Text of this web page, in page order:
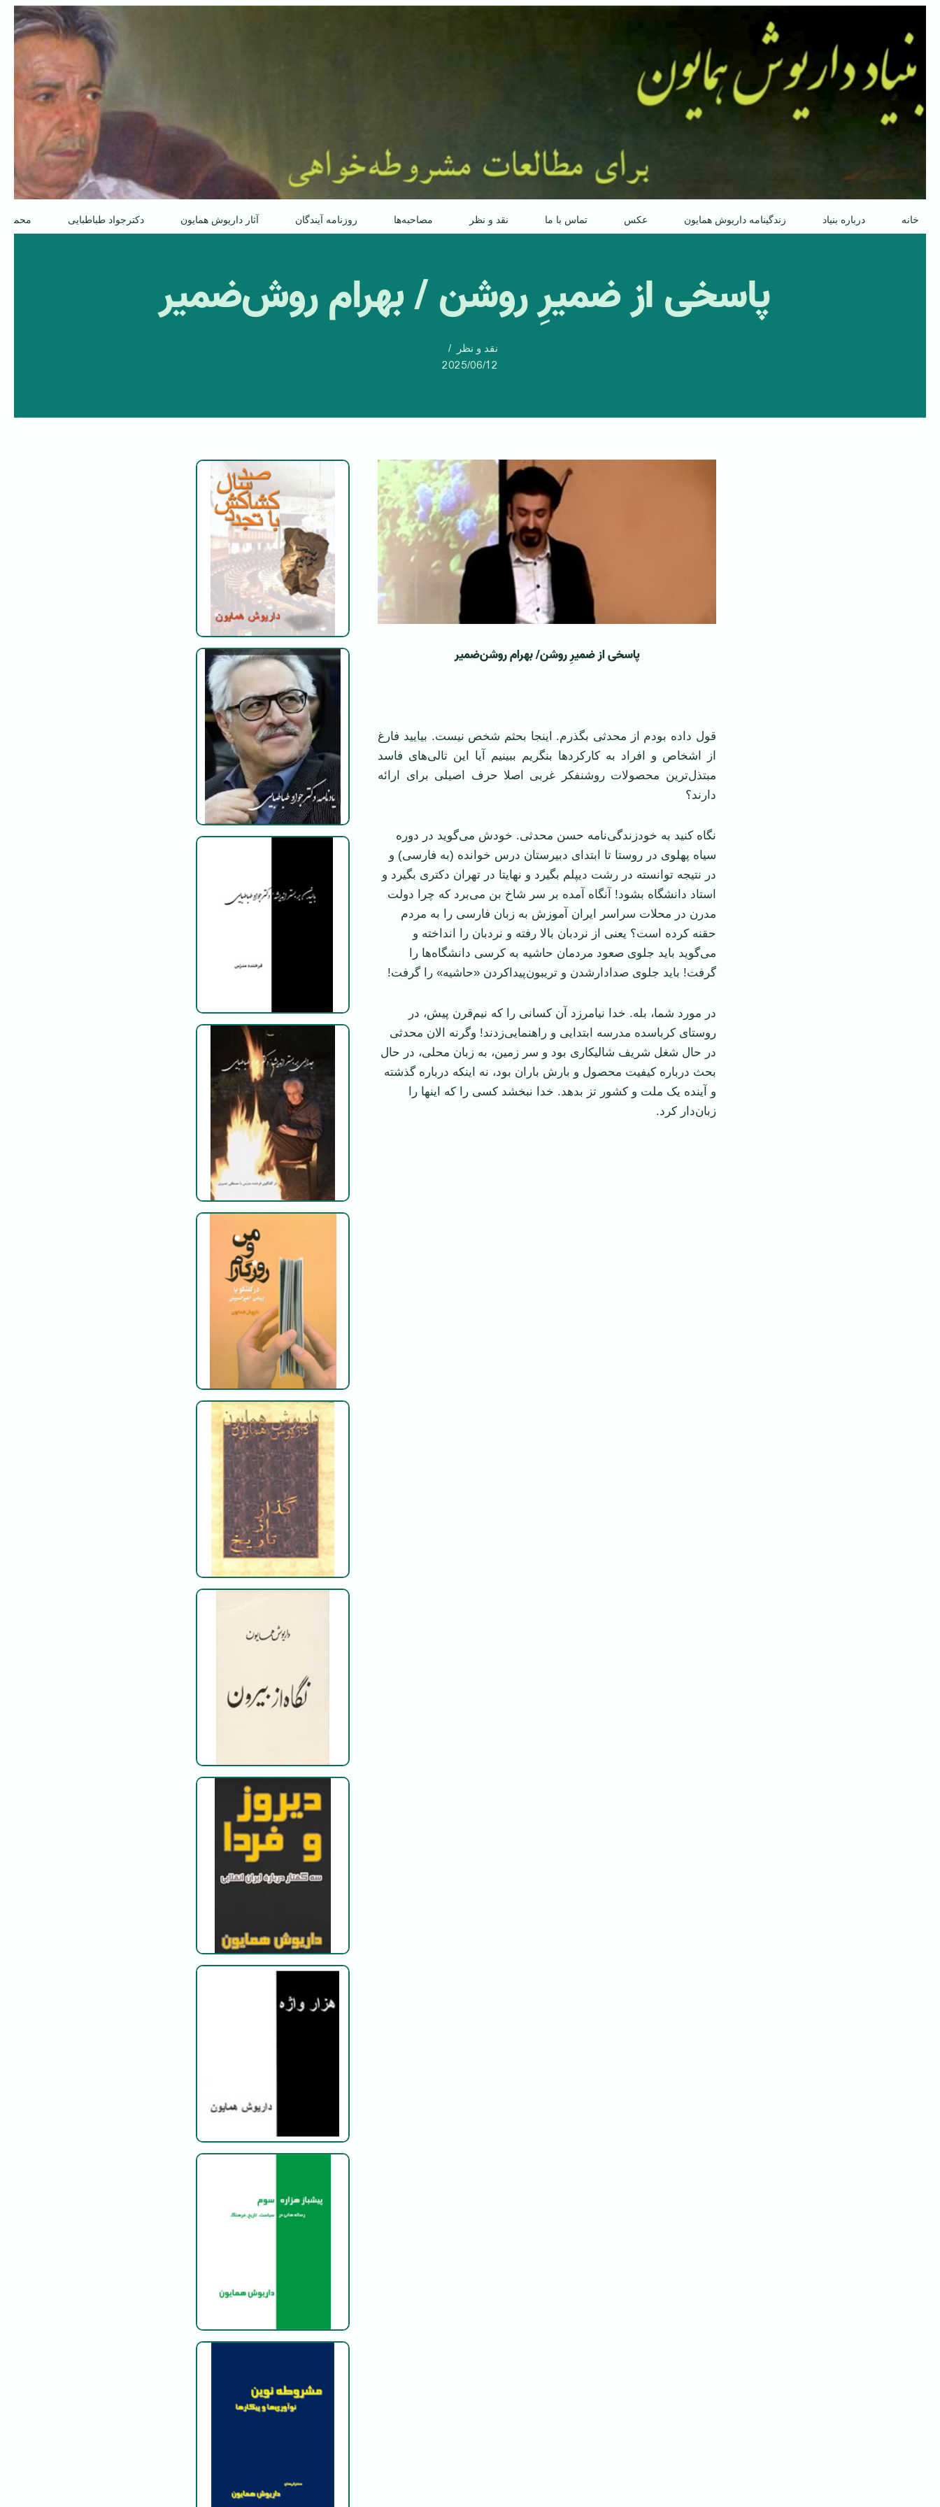
پرش
محتوا
خانه درباره بنیاد زندگینامه داریوش همایون عکس تماس با ما نقد و نظر مصاحبه‌ها روزنامه آیندگان آثار داریوش همایون دکترجواد طباطبایی
‌ پاسخی از ضمیرِ روشن / بهرام روش‌ضمیر
نقد و نظر
2025/06/12
‌ پاسخی از ضمیرِ روشن/ بهرام روشن‌ضمیر‌ ‌
قول داده بودم از محدثی بگذرم. اینجا بحثم شخص نیست. بیایید فارغ
از اشخاص و افراد به کارکردها بنگریم ببینیم آیا این تالی‌های فاسد
مبتذل‌ترین محصولات روشنفکر غربی اصلا حرف اصیلی برای ارائه
دارند؟
نگاه کنید به خودزندگی‌نامه‌ حسن محدثی. خودش می‌گوید در دوره
سیاه پهلوی در روستا تا ابتدای دبیرستان درس خوانده (به فارسی) و
در نتیجه توانسته در رشت دیپلم بگیرد و نهایتا در تهران دکتری بگیرد و
استاد دانشگاه بشود! آنگاه آمده بر سر شاخ بن می‌برد که چرا دولت
مدرن در محلات سراسر ایران آموزش به زبان فارسی را به مردم
حقنه کرده است؟ یعنی از نردبان بالا رفته و نردبان را انداخته و
می‌گوید باید جلوی صعود مردمان حاشیه به کرسی دانشگاه‌ها را
گرفت! باید جلوی صدادارشدن و تریبون‌پیدا‌کردن «حاشیه» را گرفت!
در مورد شما، بله. خدا نیامرزد آن کسانی را که نیم‌قرن پیش، در
روستای کرباسده مدرسه ابتدایی و راهنمایی‌زدند! وگرنه الان محدثی
در حال شغل شریف شالیکاری بود و سر زمین، به زبان محلی، در حال
بحث درباره کیفیت محصول و بارش باران بود، نه اینکه درباره گذشته
و آینده یک ملت و کشور تز بدهد. خدا نبخشد کسی را که اینها را
زبان‌دار کرد.